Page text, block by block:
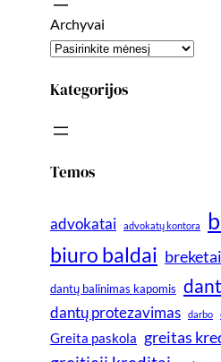
Archyvai
Kategorijos
Temos
advokatai advokatų kontora
biuro baldai breketai
dantų balinimas kapomis
dantų protezavimas darbo
Greita paskola greitas